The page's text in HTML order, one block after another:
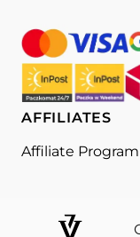
AFFILIATES
Affiliate Program